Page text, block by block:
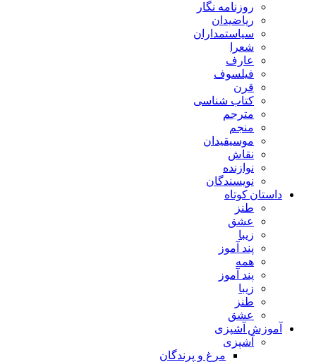
روزنامه نگار
ریاضیدان
سیاستمداران
شعرا
عارف
فیلسوف
قرن
کتاب شناسی
مترجم
منجم
موسیقیدان
نقاش
نوازنده
نویسندگان
داستان کوتاه
طنز
عشق
زیبا
پند آموز
همه
پند آموز
زیبا
طنز
عشق
آموزش آشپزی
آشپزی
مرغ و پرندگان